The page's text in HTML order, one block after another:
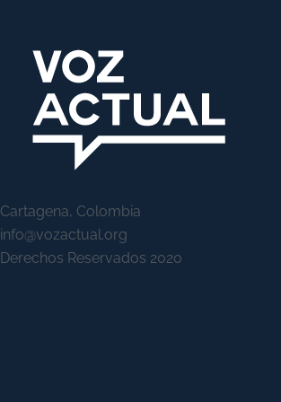
Cartagena, Colombia
info@vozactual.org
Derechos Reservados 2020